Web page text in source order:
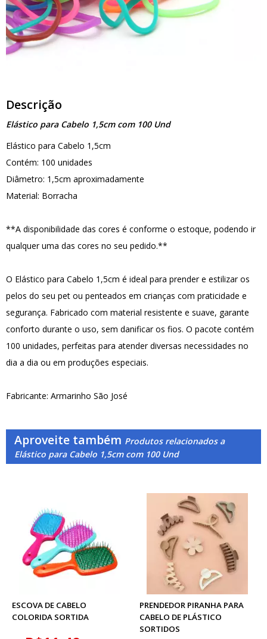
Descrição
Elástico para Cabelo 1,5cm com 100 Und
Elástico para Cabelo 1,5cm
Contém: 100 unidades
Diâmetro: 1,5cm aproximadamente
Material: Borracha
**A disponibilidade das cores é conforme o estoque, podendo ir
qualquer uma das cores no seu pedido.**
O Elástico para Cabelo 1,5cm é ideal para prender e estilizar os
pelos do seu pet ou penteados em crianças com praticidade e
segurança. Fabricado com material resistente e suave, garante
conforto durante o uso, sem danificar os fios. O pacote contém
100 unidades, perfeitas para atender diversas necessidades no
dia a dia ou em produções especiais.
Fabricante: Armarinho São José
Aproveite também Produtos relacionados a
Elástico para Cabelo 1,5cm com 100 Und
ESCOVA DE CABELO
COLORIDA SORTIDA
PRENDEDOR PIRANHA PARA
CABELO DE PLÁSTICO
SORTIDOS